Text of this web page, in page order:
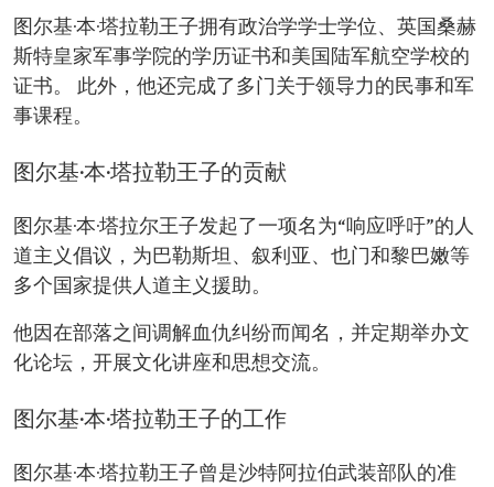
图尔基·本·塔拉勒王子拥有政治学学士学位、英国桑赫
斯特皇家军事学院的学历证书和美国陆军航空学校的
证书。 此外，他还完成了多门关于领导力的民事和军
事课程。
图尔基·本·塔拉勒王子的贡献
图尔基·本·塔拉尔王子发起了一项名为“响应呼吁”的人
道主义倡议，为巴勒斯坦、叙利亚、也门和黎巴嫩等
多个国家提供人道主义援助。
他因在部落之间调解血仇纠纷而闻名，并定期举办文
化论坛，开展文化讲座和思想交流。
图尔基·本·塔拉勒王子的工作
图尔基·本·塔拉勒王子曾是沙特阿拉伯武装部队的准